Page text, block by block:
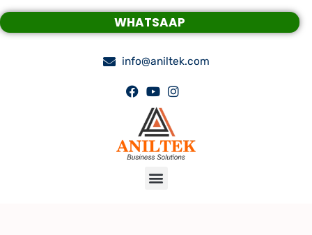
Skip
to
WHATSAAP
info@aniltek.com
Menu